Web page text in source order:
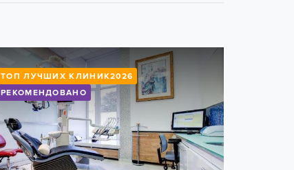
ТОП ЛУЧШИХ КЛИНИК2026
РЕКОМЕНДОВАНО